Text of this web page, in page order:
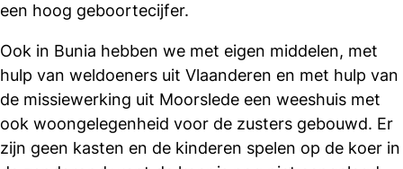
een hoog geboortecijfer.
Ook in Bunia hebben we met eigen middelen, met
hulp van weldoeners uit Vlaanderen en met hulp van
de missiewerking uit Moorslede een weeshuis met
ook woongelegenheid voor de zusters gebouwd. Er
zijn geen kasten en de kinderen spelen op de koer in